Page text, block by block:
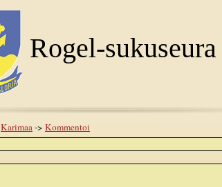
Rogel-
Karimaa-> Kommentoi